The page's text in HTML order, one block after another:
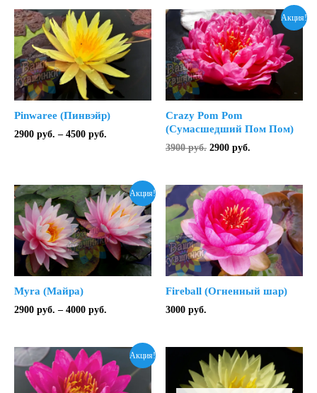
Pinwaree (Пинвэйр)
2900 руб. – 4500 руб.
4500 руб.
Акция!
Crazy Pom Pom
(Сумасшедший Пом Пом)
3900руб. Первоначальная
3900 руб..
2900 руб.
Акция!
Myra (Майра)
2900 руб. – 4000 руб.
–
4000 руб.
Fireball (Огненный шар)
3000 руб.
Акция!